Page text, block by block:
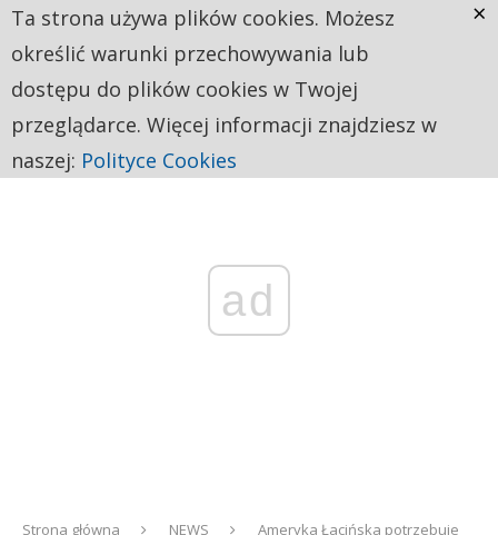
ad
Strona główna NEWS
Ameryka Łacińska potrzebuje
Ta strona używa plików cookies. Możesz
określić warunki przechowywania lub
dostępu do plików cookies w Twojej
przeglądarce. Więcej informacji znajdziesz w
naszej: Polityce Cookies
×